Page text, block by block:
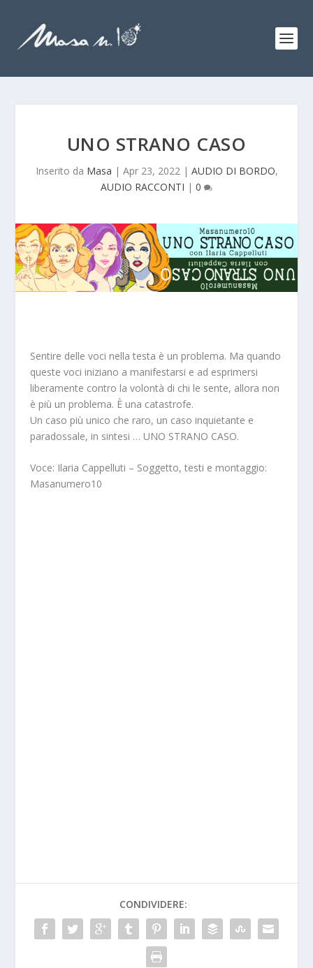
UNO STRANO CASO
Inserito da Masa | Apr 23, 2022| AUDIO DI BORDO,
AUDIO RACCONTI | 0
Sentire delle voci nella testa è un problema. Ma quando
queste voci iniziano a manifestarsi e ad esprimersi
liberamente contro la volontà di chi le sente, allora non
è più un problema. È una catastrofe.
Un caso più unico che raro, un caso inquietante e
paradossale, in sintesi … UNO STRANO CASO.
Voce: Ilaria Cappelluti – Soggetto, testi e montaggio:
Masanumero10
CONDIVIDERE: